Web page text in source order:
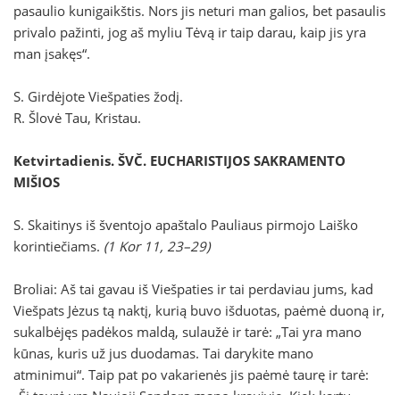
pasaulio kunigaikštis. Nors jis neturi man galios, bet pasaulis
privalo pažinti, jog aš myliu Tėvą ir taip darau, kaip jis yra
man įsakęs“.
S. Girdėjote Viešpaties žodį.
R. Šlovė Tau, Kristau.
Ketvirtadienis. ŠVČ. EUCHARISTIJOS SAKRAMENTO
MIŠIOS
S. Skaitinys iš šventojo apaštalo Pauliaus pirmojo Laiško
korintiečiams. (1 Kor 11, 23–29)
Broliai: Aš tai gavau iš Viešpaties ir tai perdaviau jums, kad
Viešpats Jėzus tą naktį, kurią buvo išduotas, paėmė duoną ir,
sukalbėjęs padėkos maldą, sulaužė ir tarė: „Tai yra mano
kūnas, kuris už jus duodamas. Tai darykite mano
atminimui“. Taip pat po vakarienės jis paėmė taurę ir tarė: